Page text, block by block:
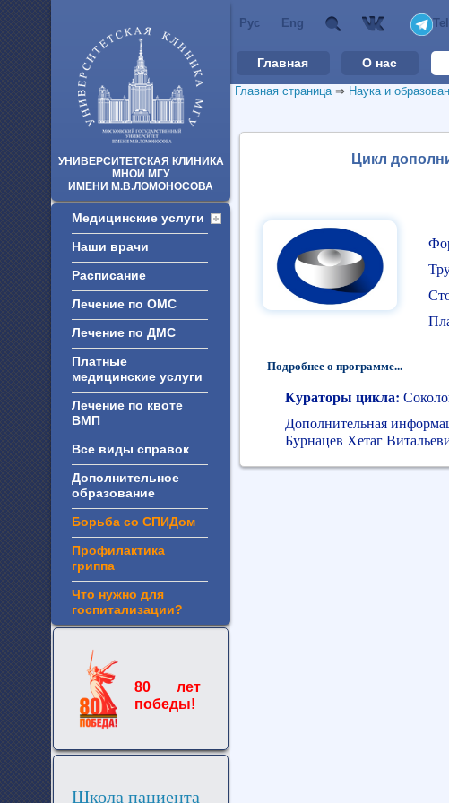
УНИВЕРСИТЕТСКАЯ КЛИНИКА
МНОИ МГУ
ИМЕНИ М.В.ЛОМОНОСОВА
Медицинские услуги
Наши врачи
Расписание
Лечение по ОМС
Лечение по ДМС
Платные
медицинские услуги
Лечение по квоте
ВМП
Все виды справок
Дополнительное
образование
Борьба со СПИДом
Профилактика
гриппа
Что нужно для
госпитализации?
80 лет
победы!
Школа пациента
Рус Eng
Главная О нас
Главная страница⇒ Наука и
Цикл
Подробнее о программе...
Кураторы цикла:
Дополнительная
Бурнацев Хетаг